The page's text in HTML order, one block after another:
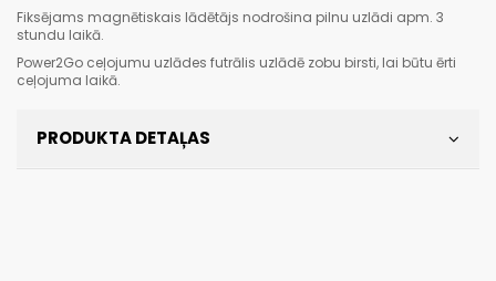
Fiksējams magnētiskais lādētājs nodrošina pilnu uzlādi apm. 3
stundu laikā.
Power2Go ceļojumu uzlādes futrālis uzlādē zobu birsti, lai būtu ērti
ceļojuma laikā.
PRODUKTA DETAĻAS